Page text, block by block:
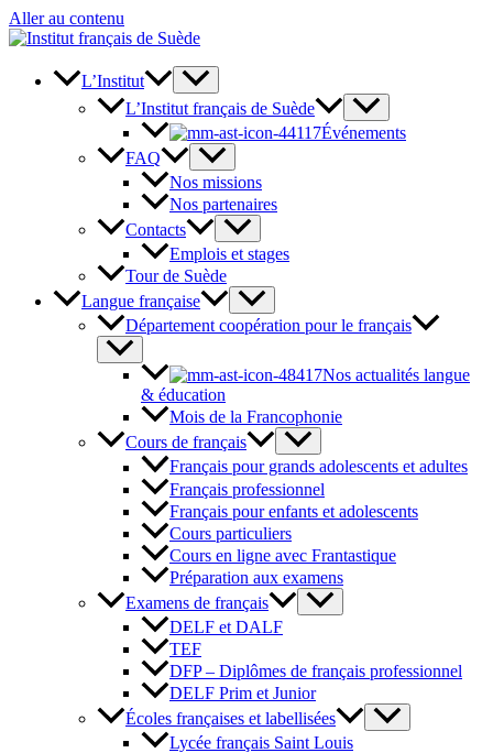
Aller au contenu
L’Institut
L’Institut français de Suède
Événements
FAQ
Nos missions
Nos partenaires
Contacts
Emplois et stages
Tour de Suède
Langue française
Département coopération pour le français
Nos actualités langue
& éducation
Mois de la Francophonie
Cours de français
Français pour grands adolescents et adultes
Français professionnel
Français pour enfants et adolescents
Cours particuliers
Cours en ligne avec Frantastique
Préparation aux examens
Examens de français
DELF et DALF
TEF
DFP – Diplômes de français professionnel
DELF Prim et Junior
Écoles françaises et labellisées
Lycée français Saint Louis